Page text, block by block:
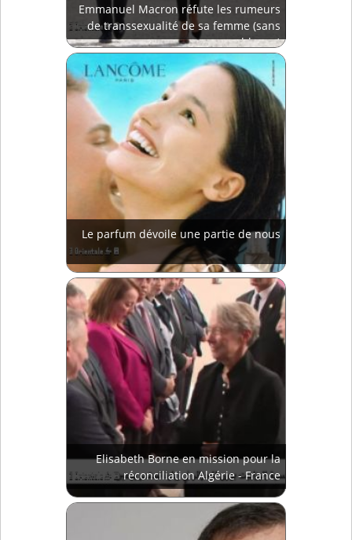
Emmanuel Macron réfute les rumeurs
de transsexualité de sa femme (sans
blague)
Le parfum dévoile une partie de nous
Elisabeth Borne en mission pour la
réconciliation Algérie - France